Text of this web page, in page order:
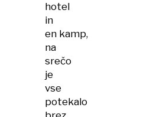
hotel
in
en kamp,
na
srečo
je
vse
potekalo